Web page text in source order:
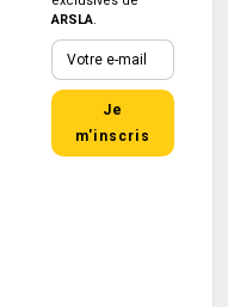
ARSLA.
Je
m'inscris